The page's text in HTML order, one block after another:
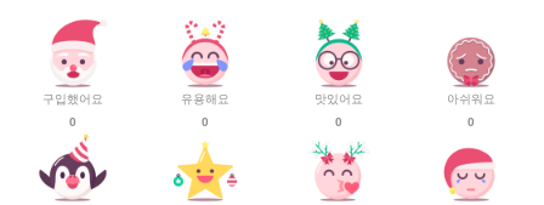
구입했어요
0
유용해요
0
맛있어요
0
아쉬워요
0